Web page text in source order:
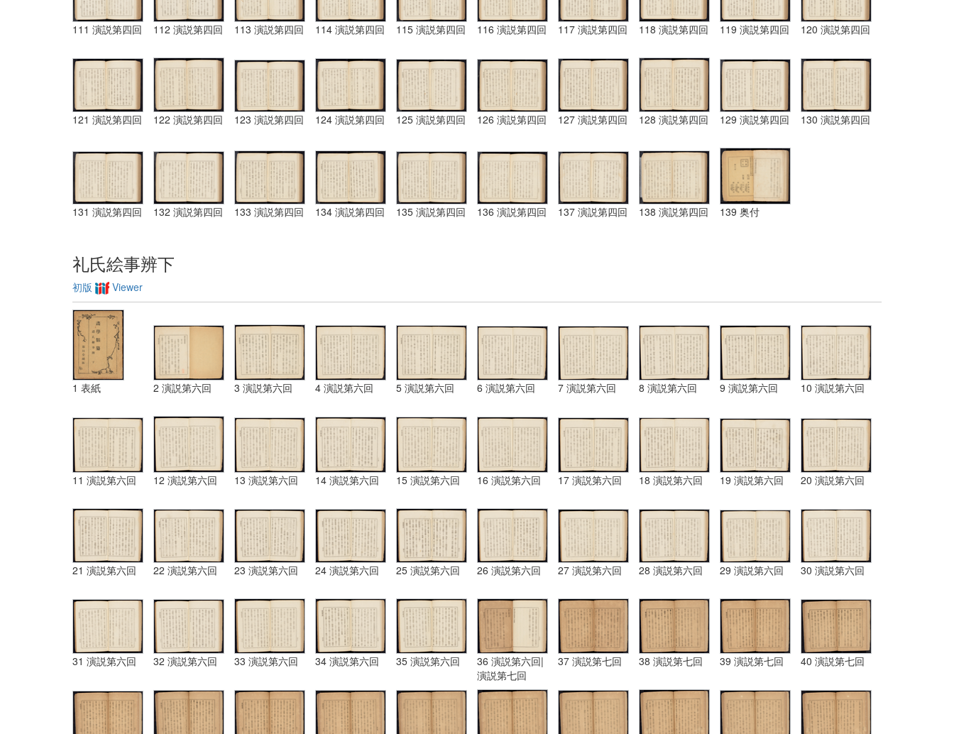
111 演説第四回 112 演説第四回 113 演説第四回 114 演説第四回 115 演説第四回 116 演説第四回 117 演説第四回 118 演説第四回 119 演説第四回 120 演説第四回
121 演説第四回 122 演説第四回 123 演説第四回 124 演説第四回 125 演説第四回 126 演説第四回 127 演説第四回 128 演説第四回 129 演説第四回 130 演説第四回
131 演説第四回 132 演説第四回 133 演説第四回 134 演説第四回 135 演説第四回 136 演説第四回 137 演説第四回 138 演説第四回 139 奥付
礼氏絵事辨下
初版 Viewer
1 表紙 2 演説第六回 3 演説第六回 4 演説第六回 5 演説第六回 6 演説第六回 7 演説第六回 8 演説第六回 9 演説第六回 10 演説第六回
11 演説第六回 12 演説第六回 13 演説第六回 14 演説第六回 15 演説第六回 16 演説第六回 17 演説第六回 18 演説第六回 19 演説第六回 20 演説第六回
21 演説第六回 22 演説第六回 23 演説第六回 24 演説第六回 25 演説第六回 26 演説第六回 27 演説第六回 28 演説第六回 29 演説第六回 30 演説第六回
31 演説第六回 32 演説第六回 33 演説第六回 34 演説第六回 35 演説第六回
36 演説第六回|
演説第七回
37 演説第七回 38 演説第七回 39 演説第七回 40 演説第七回